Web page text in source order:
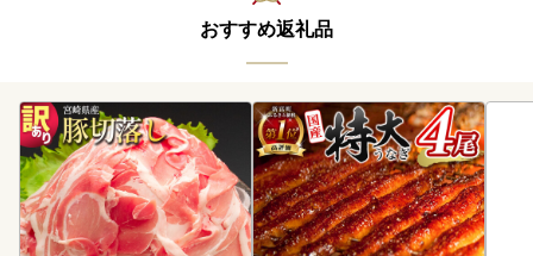
おすすめ返礼品